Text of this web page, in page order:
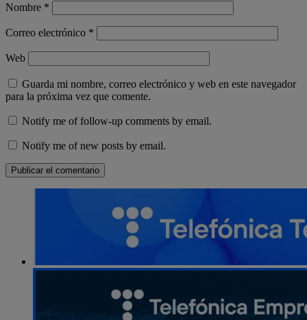
Nombre *
Correo electrónico *
Web
Guarda mi nombre, correo electrónico y web en este navegador
para la próxima vez que comente.
Notify me of follow-up comments by email.
Notify me of new posts by email.